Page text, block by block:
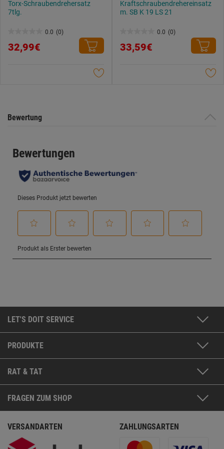
Torx-Schraubendrehersatz
7tlg.
0.0 (0)
von
32,99€
Kraftschraubendrehereinsatz
m. SB K 19 LS 21
0.0 (0)
von
33,59€
Bewertung
LET'S DOIT SERVICE
PRODUKTE
RAT & TAT
FRAGEN ZUM SHOP
VERSANDARTEN ZAHLUNGSARTEN